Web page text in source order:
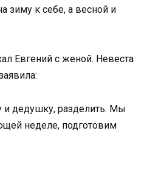
зиму к себе, а весной и
Евгений с женой. Невеста
и дедушку, разделить. Мы
неделе, подготовим